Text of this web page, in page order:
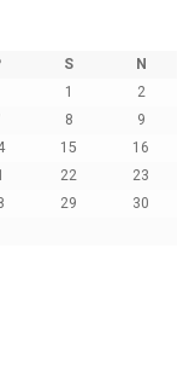
S
N
1
2
8
9
15
16
22
23
29
30